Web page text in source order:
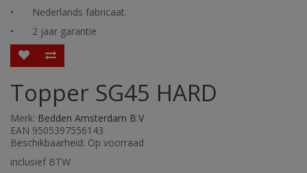
•
Nederlands fabricaat.
•
2 jaar garantie
Topper SG45 HARD
Merk: Bedden Amsterdam B.V
EAN 9505397556143
Beschikbaarheid: Op voorraad
inclusief BTW